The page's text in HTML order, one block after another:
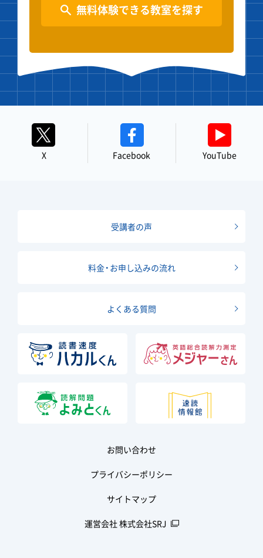
無料体験できる教室を探す
X Facebook YouTube
受講者の声
料金・お申し込みの流れ
よくある質問
お問い合わせ
プライバシーポリシー
サイトマップ
運営会社 株式会社SRJ